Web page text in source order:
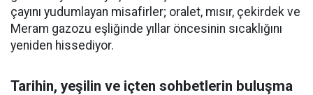
çayını yudumlayan misafirler; oralet, mısır, çekirdek ve
Meram gazozu eşliğinde yıllar öncesinin sıcaklığını
yeniden hissediyor.
Tarihin, yeşilin ve içten sohbetlerin buluşma